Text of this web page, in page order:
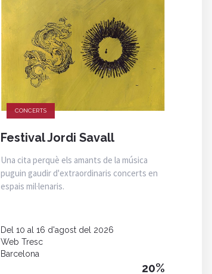
CONCERTS
Festival Jordi Savall
Una cita perquè els amants de la música
puguin gaudir d'extraordinaris concerts en
espais mil·lenaris.
Del 10 al 16 d'agost del 2026
Web Tresc
Barcelona
20%